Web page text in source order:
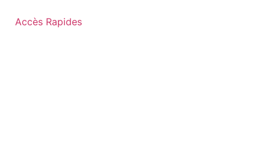
principal
Accès Rapides